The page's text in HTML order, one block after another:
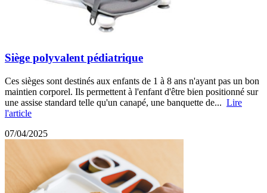
Siège polyvalent pédiatrique
Ces sièges sont destinés aux enfants de 1 à 8 ans n'ayant pas un bon
maintien corporel. Ils permettent à l'enfant d'être bien positionné sur
une assise standard telle qu'un canapé, une banquette de... Lire
l'article
07/04/2025